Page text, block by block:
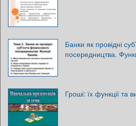
Банки як провідні
посередництва.
Гроші: їх функції та